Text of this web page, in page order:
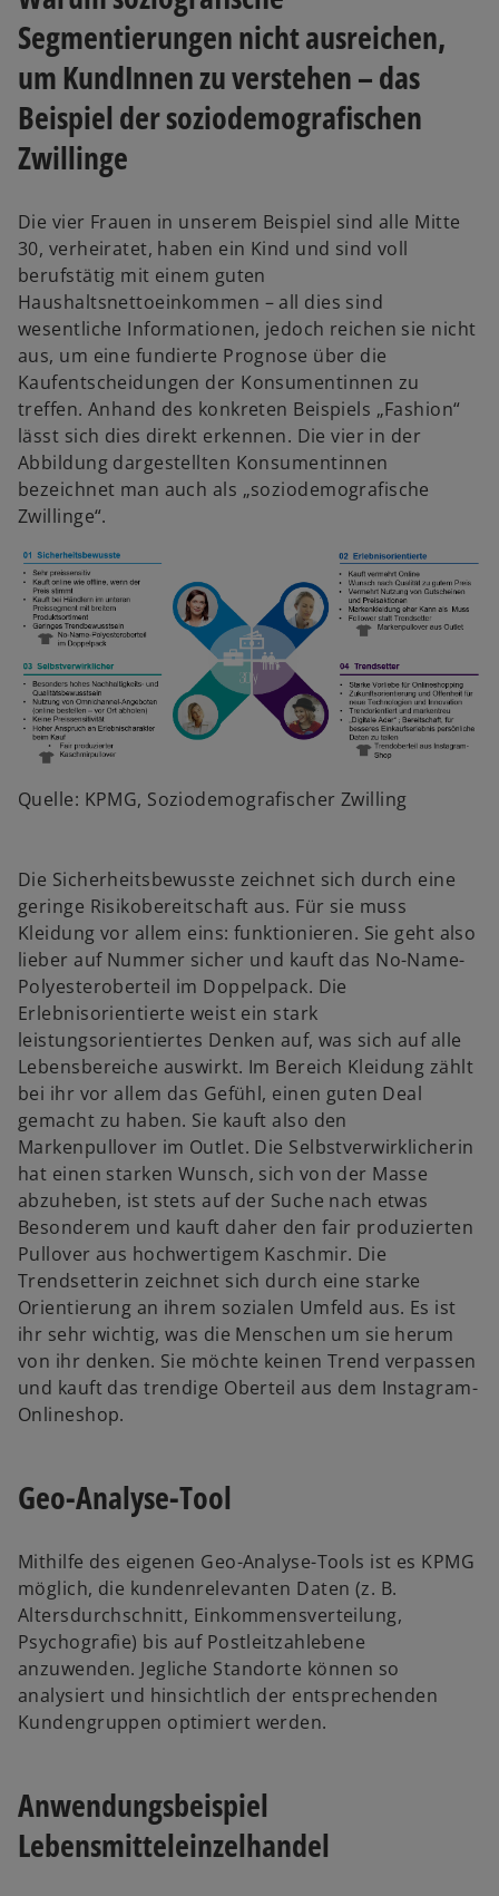
Segmentierungen nicht ausreichen,
um KundInnen zu verstehen – das
Beispiel der soziodemografischen
Zwillinge
Die vier Frauen in unserem Beispiel sind alle Mitte
30, verheiratet, haben ein Kind und sind voll
berufstätig mit einem guten
Haushaltsnettoeinkommen – all dies sind
wesentliche Informationen, jedoch reichen sie nicht
aus, um eine fundierte Prognose über die
Kaufentscheidungen der Konsumentinnen zu
treffen. Anhand des konkreten Beispiels „Fashion“
lässt sich dies direkt erkennen. Die vier in der
Abbildung dargestellten Konsumentinnen
bezeichnet man auch als „soziodemografische
Zwillinge“.
Quelle: KPMG, Soziodemografischer Zwilling
Die Sicherheitsbewusste zeichnet sich durch eine
geringe Risikobereitschaft aus. Für sie muss
Kleidung vor allem eins: funktionieren. Sie geht also
lieber auf Nummer sicher und kauft das No-Name-
Polyesteroberteil im Doppelpack. Die
Erlebnisorientierte weist ein stark
leistungsorientiertes Denken auf, was sich auf alle
Lebensbereiche auswirkt. Im Bereich Kleidung zählt
bei ihr vor allem das Gefühl, einen guten Deal
gemacht zu haben. Sie kauft also den
Markenpullover im Outlet. Die Selbstverwirklicherin
hat einen starken Wunsch, sich von der Masse
abzuheben, ist stets auf der Suche nach etwas
Besonderem und kauft daher den fair produzierten
Pullover aus hochwertigem Kaschmir. Die
Trendsetterin zeichnet sich durch eine starke
Orientierung an ihrem sozialen Umfeld aus. Es ist
ihr sehr wichtig, was die Menschen um sie herum
von ihr denken. Sie möchte keinen Trend verpassen
und kauft das trendige Oberteil aus dem Instagram-
Onlineshop.
Geo-Analyse-Tool
Mithilfe des eigenen Geo-Analyse-Tools ist es KPMG
möglich, die kundenrelevanten Daten (z. B.
Altersdurchschnitt, Einkommensverteilung,
Psychografie) bis auf Postleitzahlebene
anzuwenden. Jegliche Standorte können so
analysiert und hinsichtlich der entsprechenden
Kundengruppen optimiert werden.
Anwendungsbeispiel
Lebensmitteleinzelhandel